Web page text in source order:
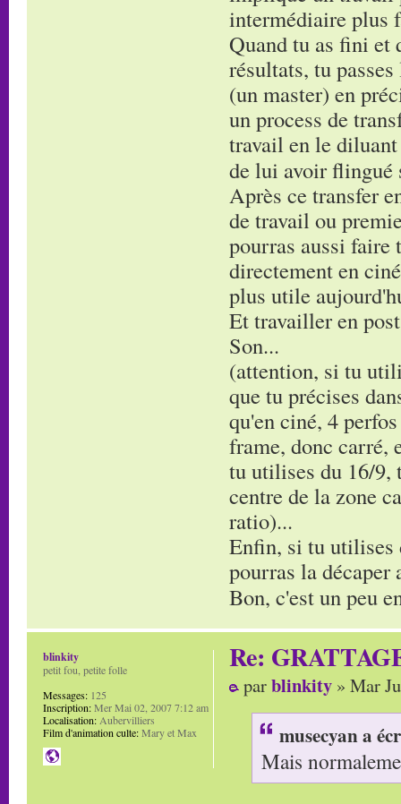
intermédiaire plus
Quand tu as fini et
résultats, tu
(un master) en
un process de
travail en le
de lui avoir flingué
Après ce transfer
de travail ou
pourras aussi
directement en
plus utile
Et travailler en
Son...
(attention, si tu
que tu précises
qu'en ciné, 4
frame, donc carré,
tu utilises du 16/9,
centre de la zone
ratio)...
Enfin, si tu utilises
pourras la décaper
Bon, c'est un peu
Re:
parblinkity » Mar
musecyan a
Mais
blinkity
petit fou, petite folle
Messages: 125
Inscription:Mer Mai 02, 2007 7:12 am
Localisation: Aubervilliers
Film d'animation culte:Mary et Max